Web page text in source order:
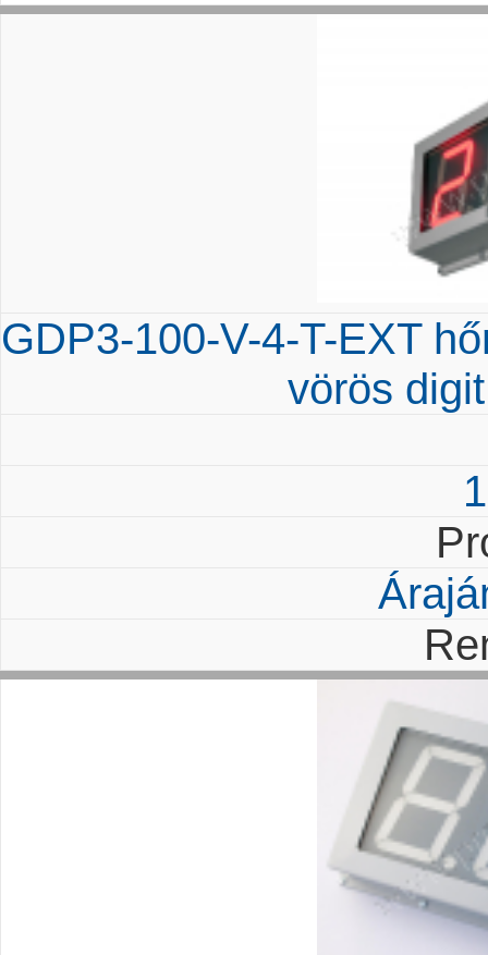
GDP3-100-V-4-T-EXT
vörös